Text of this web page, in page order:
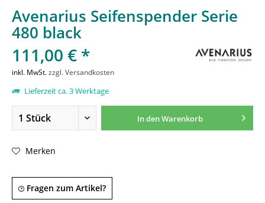
Avenarius Seifenspender Serie
480 black
111,00 € *
inkl. MwSt.zzgl. Versandkosten
Lieferzeit ca. 3 Werktage
In denWarenkorb
Merken
Fragen zum Artikel?